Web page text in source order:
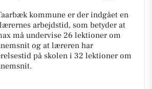
kommune er der indgået en
arbejdstid, som betyder at
må undervise 26 lektioner om
og at læreren har
på skolen i 32 lektioner om